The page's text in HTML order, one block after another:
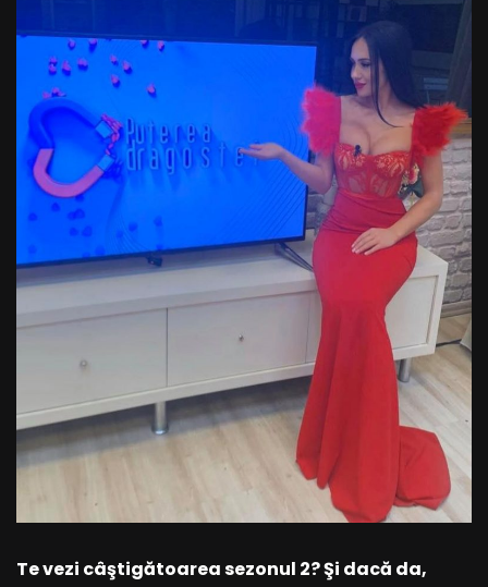
Te vezi câştigătoarea sezonul 2? Şi dacă da,